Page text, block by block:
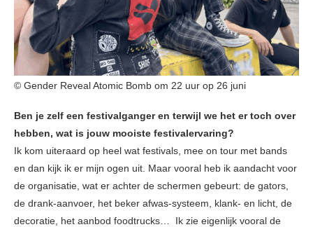
© Gender Reveal Atomic Bomb om 22 uur op 26 juni
Ben je zelf een festivalganger en terwijl we het er toch over
hebben, wat is jouw mooiste festivalervaring?
Ik kom uiteraard op heel wat festivals, mee on tour met bands
en dan kijk ik er mijn ogen uit. Maar vooral heb ik aandacht voor
de organisatie, wat er achter de schermen gebeurt: de gators,
de drank-aanvoer, het beker afwas-systeem, klank- en licht, de
decoratie, het aanbod foodtrucks… Ik zie eigenlijk vooral de